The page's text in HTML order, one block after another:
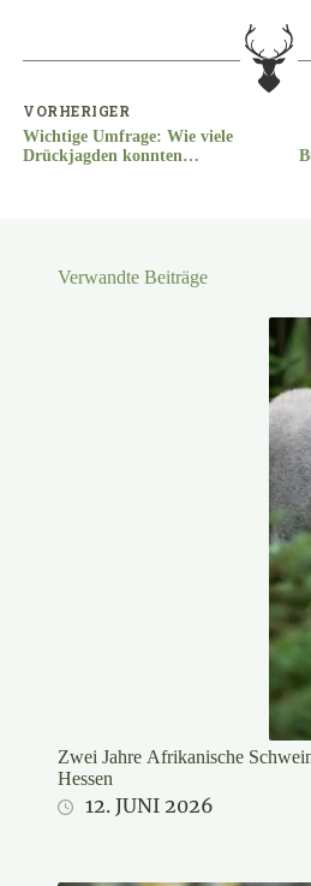
VORHERIGER
Wichtige Umfrage: Wie viele
Drückjagden konnten
Verwandte Beiträge
Zwei Jahre Afrikanische
Hessen
12. JUNI 2026